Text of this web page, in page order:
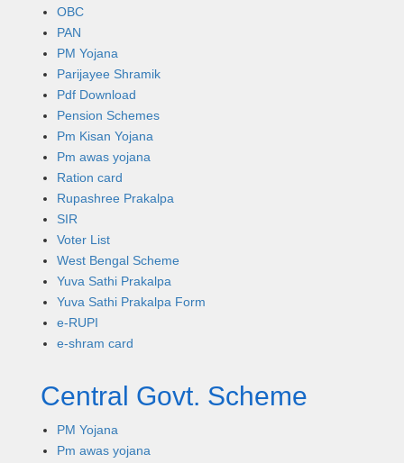
OBC
PAN
PM Yojana
Parijayee Shramik
Pdf Download
Pension Schemes
Pm Kisan Yojana
Pm awas yojana
Ration card
Rupashree Prakalpa
SIR
Voter List
West Bengal Scheme
Yuva Sathi Prakalpa
Yuva Sathi Prakalpa Form
e-RUPI
e-shram card
Central Govt. Scheme
PM Yojana
Pm awas yojana